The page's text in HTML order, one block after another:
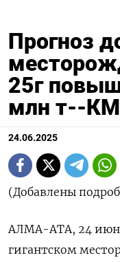
Прогноз
25г
млн т--
24.06.2025
(Добавлены
АЛМА-АТА, 24 июн
гигантском